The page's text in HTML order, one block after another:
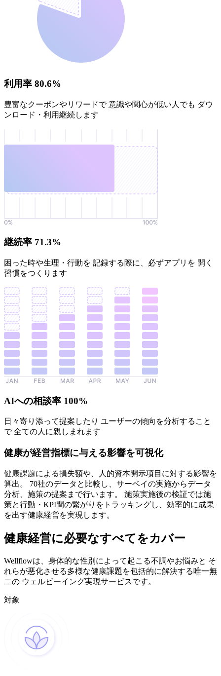
利用率 80.6%
豊富なクーポンやリワードで 意識や関心が低い人でも ダウ
ンロード・利用継続します
継続率 71.3%
困った時や生理・行動を 記録する際に、必ずアプリを 開く
習慣をつくります
AIへの相談率 100%
日々寄り添って提案したり ユーザーの傾向を分析すること
で 全ての人に親しまれます
健康が経営指標に与える影響を可視化
健康課題による損失額や、人的資本開示項目に対する影響を
算出。 70社のデータと比較し、サーベイの実施からデータ
分析、施策の提案まで行います。 施策実施後の検証では施
策と行動・KPI間の繋がりをトラッキングし、効率的に成果
を出す健康経営を実現します。
健康経営に必要なすべてをカバー
Wellflowは、身体的な性別によって起こる不調やお悩みと そ
れらが悪化させる多様な健康課題を包括的に解決する唯一無
二の ウェルビーイング実現サービスです。
対象